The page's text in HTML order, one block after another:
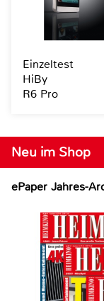
Neu im Shop
ePaper Jahres-
Einzeltest
HiBy
R6 Pro